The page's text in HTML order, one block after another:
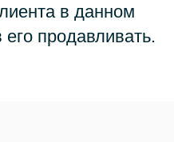
в данном
продавливать.